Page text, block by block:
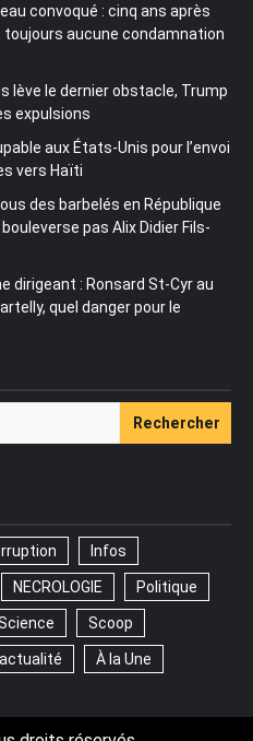
convoqué : cinq ans après
toujours aucune condamnation
lève le dernier obstacle, Trump
expulsions
aux États-Unis pour l’envoi
vers Haïti
des barbelés en République
pas Alix Didier Fils-
dirigeant : Ronsard St-Cyr au
quel danger pour le
Infos
NECROLOGIE Politique
Scoop
À la Une